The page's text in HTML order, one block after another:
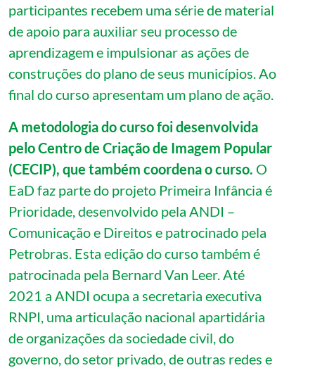
participantes recebem uma série de material
de apoio para auxiliar seu processo de
aprendizagem e impulsionar as ações de
construções do plano de seus municípios. Ao
final do curso apresentam um plano de ação.
A metodologia do curso foi desenvolvida
pelo Centro de Criação de Imagem Popular
(CECIP), que também coordena o curso. O
EaD faz parte do projeto Primeira Infância é
Prioridade, desenvolvido pela ANDI –
Comunicação e Direitos e patrocinado pela
Petrobras. Esta edição do curso também é
patrocinada pela Bernard Van Leer. Até
2021 a ANDI ocupa a secretaria executiva
RNPI, uma articulação nacional apartidária
de organizações da sociedade civil, do
governo, do setor privado, de outras redes e